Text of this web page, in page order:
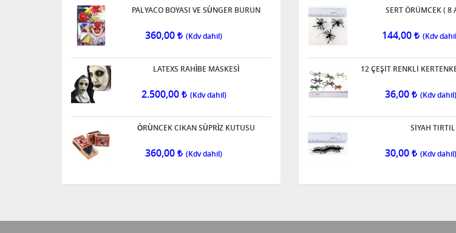
PALYACO BOYASI VE SÙNGER BURUN
360,00
LATEXS RAHÌBE MASKESÌ
2.500,00
ÒRÙNCEK CIKAN SÙPRÌZ KUTUSU
360,00
SERT ÖRÜMCEK ( 8
144,00
12 ÇEŞİT RENKLİ
36,00
SİYAH TIRTIL
30,00